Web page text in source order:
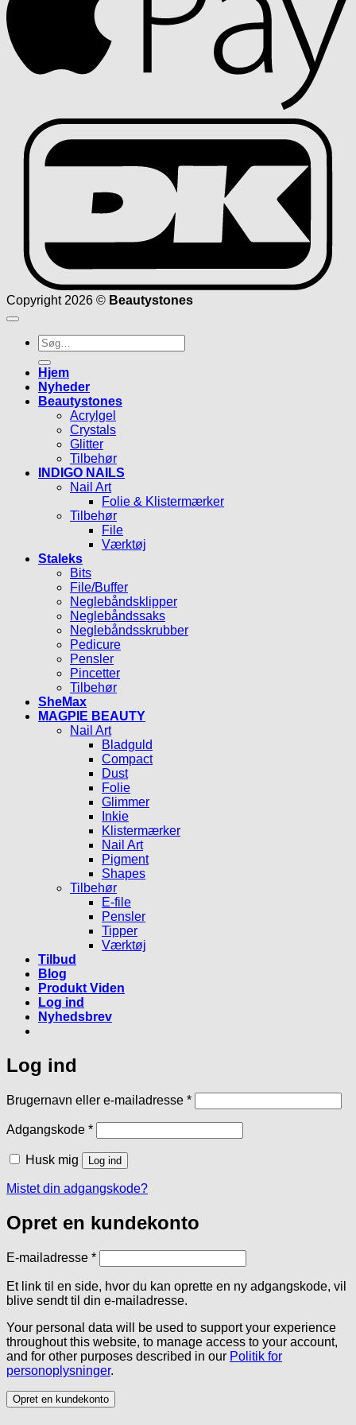
Copyright 2026 © Beautystones
Søg
efter:
Hjem
Nyheder
Beautystones
Acrylgel
Crystals
Glitter
Tilbehør
INDIGO NAILS
Nail Art
Folie & Klistermærker
Tilbehør
File
Værktøj
Staleks
Bits
File/Buffer
Neglebåndsklipper
Neglebåndssaks
Neglebåndsskrubber
Pedicure
Pensler
Pincetter
Tilbehør
SheMax
MAGPIE BEAUTY
Nail Art
Bladguld
Compact
Dust
Folie
Glimmer
Inkie
Klistermærker
Nail Art
Pigment
Shapes
Tilbehør
E-file
Pensler
Tipper
Værktøj
Tilbud
Blog
Produkt Viden
Log ind
Nyhedsbrev
Log ind
Brugernavn eller e-mailadresse *Påkrævet
Adgangskode *Påkrævet
Husk mig Log ind
Mistet din adgangskode?
Opret en kundekonto
E-mailadresse *Påkrævet
Et link til en side, hvor du kan oprette en ny adgangskode, vil
blive sendt til din e-mailadresse.
Your personal data will be used to support your experience
throughout this website, to manage access to your account,
and for other purposes described in our Politik for
personoplysninger.
Opret en kundekonto